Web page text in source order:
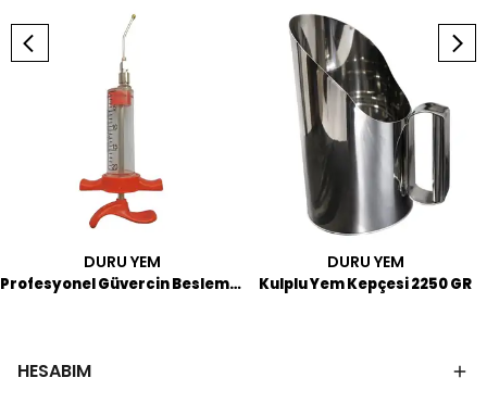
DURU YEM
Profesyonel Güvercin Besleme Enjektörü
DURU YEM
Kulplu Yem Kepçesi 2250 GR
HESABIM